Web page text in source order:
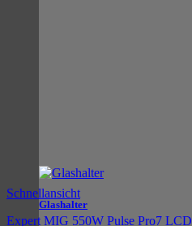
Glashalter
Schnellansicht
Expert MIG 550W Pulse Pro7 LCD